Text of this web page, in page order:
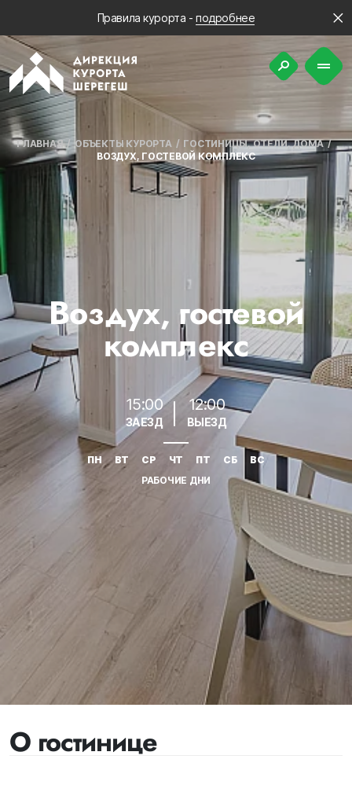
Правила курорта -подробнее
ГЛАВНАЯ ОБЪЕКТЫ КУРОРТА
ГОСТИНИЦЫ, ОТЕЛИ, ДОМА
ВОЗДУХ, ГОСТЕВОЙ КОМПЛЕКС
Воздух, гостевой
комплекс
15:00
ЗАЕЗД
12:00
ВЫЕЗД
ПН ВТ СР ЧТ ПТ СБ
ВС
РАБОЧИЕ ДНИ
О гостинице